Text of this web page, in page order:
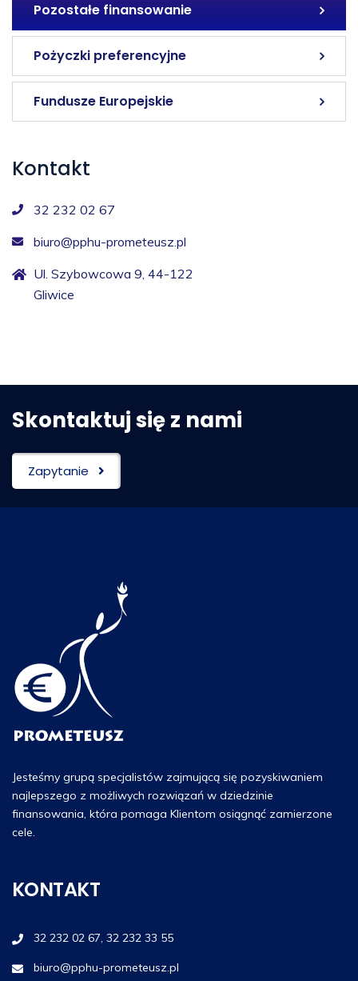
Pozostałe finansowanie
Pożyczki preferencyjne
Fundusze Europejskie
Kontakt
32 232 02 67
biuro@pphu-prometeusz.pl
Ul. Szybowcowa 9, 44-122
Gliwice
Skontaktuj się z nami
Zapytanie
Jesteśmy grupą specjalistów zajmującą się pozyskiwaniem
najlepszego z możliwych rozwiązań w dziedzinie
finansowania, która pomaga Klientom osiągnąć zamierzone
cele.
KONTAKT
32 232 02 67, 32 232 33 55
biuro@pphu-prometeusz.pl